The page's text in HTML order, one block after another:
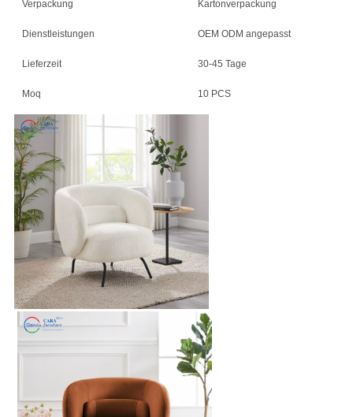
Verpackung Kartonverpackung
Dienstleistungen OEM ODM angepasst
Lieferzeit 30-45 Tage
Moq 10 PCS